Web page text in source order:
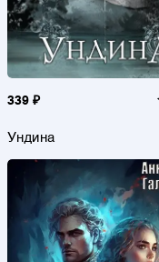
339 ₽
Ундина